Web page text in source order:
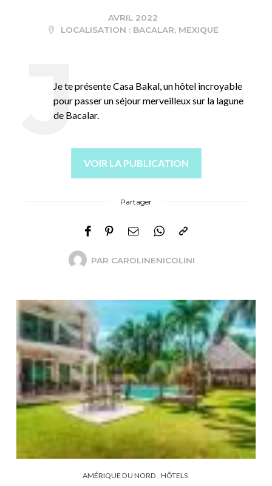
AVRIL 2022
LOCALISATION : BACALAR, MEXIQUE
Je te présente Casa Bakal, un hôtel incroyable
pour passer un séjour merveilleux sur la lagune
de Bacalar.
VOIR LA PUBLICATION
Partager
PAR CAROLINENICOLINI
AMÉRIQUE DU NORD HÔTELS